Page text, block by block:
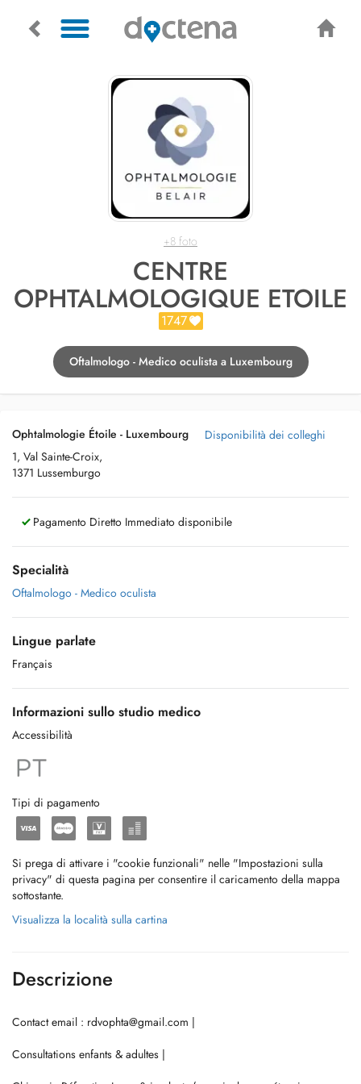
+8 foto
CENTRE
OPHTALMOLOGIQUE ETOILE
1747
Oftalmologo - Medico oculista a Luxembourg
Ophtalmologie Étoile - Luxembourg
1, Val Sainte-Croix,
1371 Lussemburgo
Disponibilità dei colleghi
Pagamento Diretto Immediato disponibile
Specialità
Oftalmologo - Medico oculista
Lingue parlate
Français
Informazioni sullo studio medico
Accessibilità
Tipi di pagamento
Si prega di attivare i "cookie funzionali" nelle "Impostazioni sulla
privacy" di questa pagina per consentire il caricamento della mappa
sottostante.
Visualizza la località sulla cartina
Descrizione
Contact email : rdvophta@gmail.com |
Consultations enfants & adultes |